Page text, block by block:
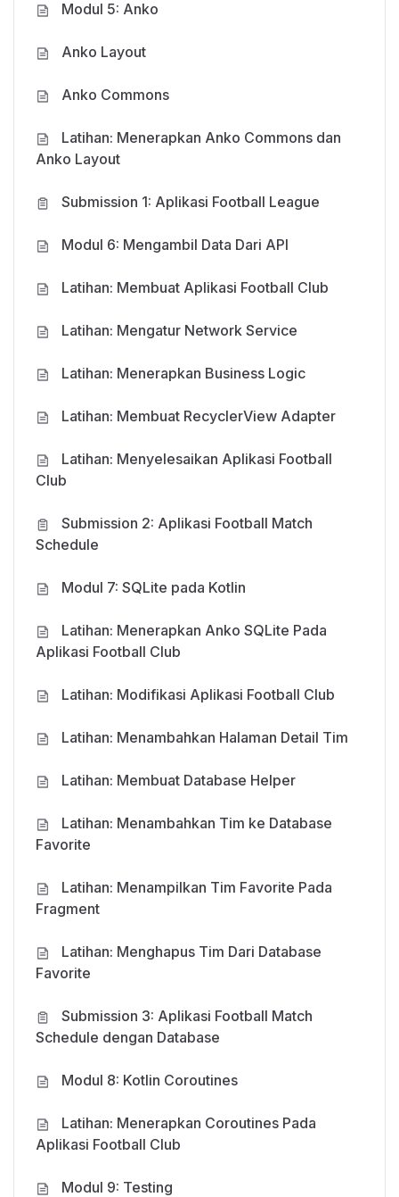
dalam waktu yang jauh lebih cepat.
Prasyarat mengikuti kelas ini
adalah:
Anda diharapkan memiliki latar belakang dan
mengenai pemrograman Kotlin diMemulai
Anda diharapkan memiliki latar belakang dan
pemahaman mengenai pemrograman Android
Aplikasi Android untuk Pemula.
Anda harus gigih, temukan topik yang menarik,
bermain-main dan mengotak-atik ilmu yang Anda
Sebaik apa pun materi struktur kelas ini, tak akan
berlatih, dan mencoba.
Komputer/Laptop:
Resolusi layar 1366 x 768 (Rekomendasi Full HD
RAM 4GB (Rekomendasi 8GB).
Tools yang digunakan:
JRE (Java Runtime Environment) atau JDK (Java
Modul 5: Anko
Anko Layout
Anko Commons
Latihan: Menerapkan Anko Commons dan
Anko Layout
Submission 1: Aplikasi Football League
Modul 6: Mengambil Data Dari API
Latihan: Membuat Aplikasi Football Club
Latihan: Mengatur Network Service
Latihan: Menerapkan Business Logic
Latihan: Membuat RecyclerView Adapter
Latihan: Menyelesaikan Aplikasi Football
Club
Submission 2: Aplikasi Football Match
Schedule
Modul 7: SQLite pada Kotlin
Latihan: Menerapkan Anko SQLite Pada
Aplikasi Football Club
Latihan: Modifikasi Aplikasi Football Club
Latihan: Menambahkan Halaman Detail Tim
Latihan: Membuat Database Helper
Latihan: Menambahkan Tim ke Database
Favorite
Latihan: Menampilkan Tim Favorite Pada
Fragment
Latihan: Menghapus Tim Dari Database
Favorite
Submission 3: Aplikasi Football Match
Schedule dengan Database
Modul 8: Kotlin Coroutines
Latihan: Menerapkan Coroutines Pada
Aplikasi Football Club
Modul 9: Testing